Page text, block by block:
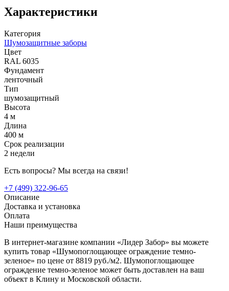
Характеристики
Категория
Шумозащитные заборы
Цвет
RAL 6035
Фундамент
ленточный
Тип
шумозащитный
Высота
4 м
Длина
400 м
Срок реализации
2 недели
Есть вопросы? Мы всегда на связи!
+7 (499) 322-96-65
Описание
Доставка и установка
Оплата
Наши преимущества
В интернет-магазине компании «Лидер Забор» вы можете
купить товар «Шумопоглощающее ограждение темно-
зеленое» по цене от 8819 руб./м2. Шумопоглощающее
ограждение темно-зеленое может быть доставлен на ваш
объект в Клину и Московской области.